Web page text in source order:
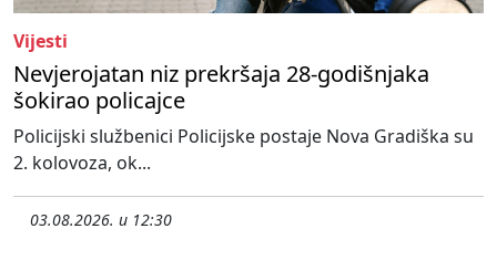
Vijesti
Nevjerojatan niz prekršaja 28-godišnjaka
šokirao policajce
Policijski službenici Policijske postaje Nova Gradiška su
2. kolovoza, ok...
03.08.2026. u 12:30